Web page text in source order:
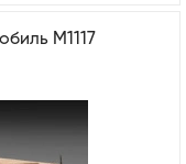
M1117